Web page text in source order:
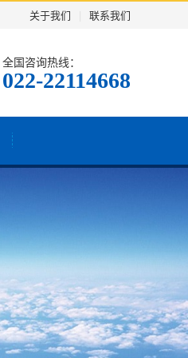
关于我们 联系我们
全国咨询热线：
022-22114668